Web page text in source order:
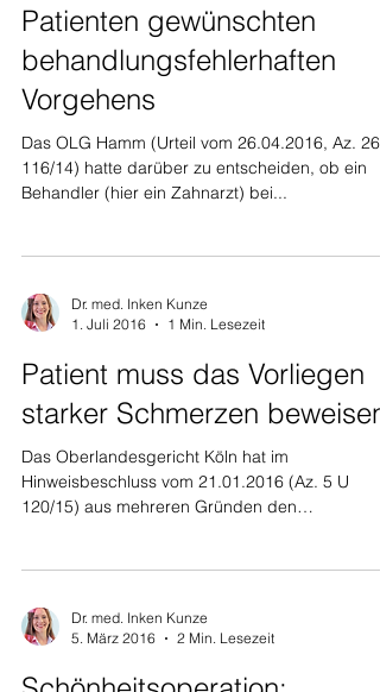
Patienten gewünschten
behandlungsfehlerhaften
Vorgehens
Das OLG Hamm (Urteil vom 26.04.2016, Az. 26
116/14) hatte darüber zu entscheiden, ob ein
Behandler (hier ein Zahnarzt) bei...
Dr. med. Inken Kunze
1. Juli 2016
1 Min. Lesezeit
Patient muss das Vorliegen
starker Schmerzen beweisen
Das Oberlandesgericht Köln hat im
Hinweisbeschluss vom 21.01.2016 (Az. 5 U
120/15) aus mehreren Gründen den
Dr. med. Inken Kunze
5. März 2016
2 Min. Lesezeit